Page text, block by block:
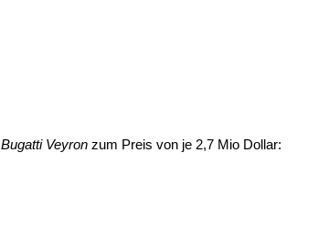
Bugatti Veyronzum Preis von je 2,7 Mio Dollar: